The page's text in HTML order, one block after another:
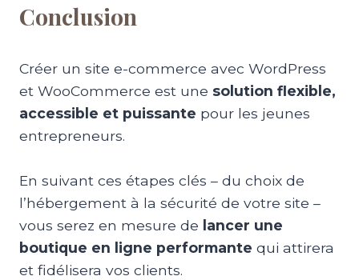
Conclusion
Créer un site e-commerce avec WordPress
et WooCommerce est une solution flexible,
accessible et puissante pour les jeunes
entrepreneurs.
En suivant ces étapes clés – du choix de
l’hébergement à la sécurité de votre site –
vous serez en mesure de lancer une
boutique en ligne performante qui attirera
et fidélisera vos clients.